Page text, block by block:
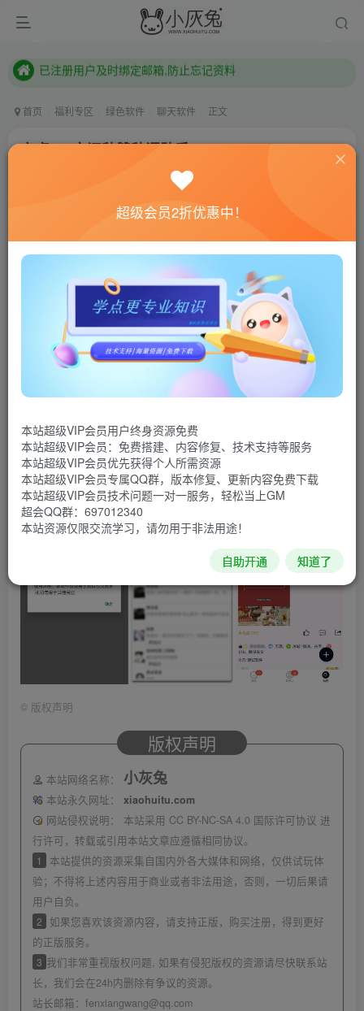
本站已开启QQ微信快速登录 ,拥有本站会员用户及时请问个人中心绑定！
首页 福利专区 绿色软件 聊天软件 正文
安卓QQ空间秒赞秒评助手4.0
联网教程： 内附教程
单机教程： 内附教程
不懂的话联系客服！！！
扣扣空间秒赞秒评助手4.0最新版来啦，实时监听空间好
友动态!不错过每一条说说，当好友发表说说时软件会在几秒
内马上点赞、评论,空间达人挂机秒赞秒评必备神器。
软件截图
© 版权声明
版权声明
本站网络名称： 小灰兔
本站永久网址：
xiaohuitu.com
网站侵权说明：
本站采用 CC BY-NC-SA 4.0 国际许可协议 进
行许可，转载或引用本站文章应遵循相同协议。
1
本站提供的资源采集自国内外各大媒体和网络，仅供试玩体
验；不得将上述内容用于商业或者非法用途，否则，一切后果请
用户自负。
2
如果您喜欢该资源内容，请支持正版，购买注册，得到更好
的正版服务。
3 我们非常重视版权问题, 如果有侵犯版权的资源请尽快联系站
长，我们会在24h内删除有争议的资源。
站长邮箱： fenxiangwang@qq.com
超级会员2折优惠中！
本站超级VIP会员用户终身资源免费
本站超级VIP会员：免费搭建、内容修复、技术支持等服务
本站超级VIP会员优先获得个人所需资源
本站超级VIP会员专属QQ群，版本修复、更新内容免费下载
本站超级VIP会员技术问题一对一服务，轻松当上GM
超会QQ群：697012340
本站资源仅限交流学习，请勿用于非法用途！
自助开通 知道了